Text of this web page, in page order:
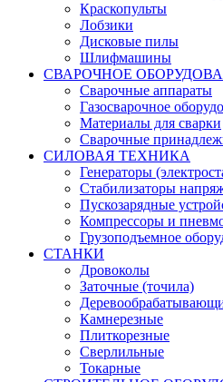
Краскопульты
Лобзики
Дисковые пилы
Шлифмашины
СВАРОЧНОЕ
Сварочные аппараты
Газосварочное
Материалы для сварки
Сварочные
СИЛОВАЯ ТЕХНИКА
Генераторы
Стабилизаторы
Пускозарядные
Компрессоры и
Грузоподъемное
СТАНКИ
Дровоколы
Заточные (точила)
Камнерезные
Плиткорезные
Сверлильные
Токарные